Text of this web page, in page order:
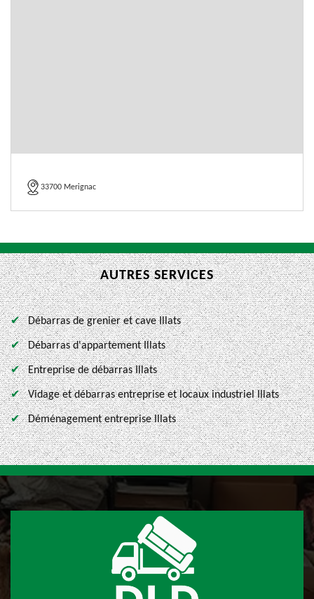
33700 Merignac
AUTRES SERVICES
Débarras de grenier et cave Illats
Débarras d'appartement Illats
Entreprise de débarras Illats
Vidage et débarras entreprise et locaux industriel Illats
Déménagement entreprise Illats